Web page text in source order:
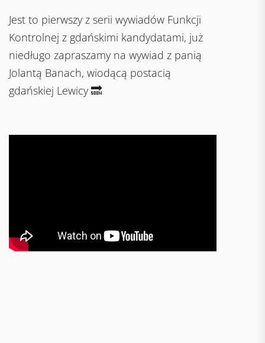
Jest to pierwszy z serii wywiadów Funkcji
Kontrolnej z gdańskimi kandydatami, już
niedługo zapraszamy na wywiad z panią
Jolantą Banach, wiodącą postacią
gdańskiej Lewicy 🔜